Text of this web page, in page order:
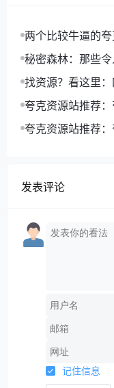
两个比较牛逼的
秘密森林：那些
找资源？看这里
夸克资源站推荐
夸克资源站推荐
发表评论
记住信息